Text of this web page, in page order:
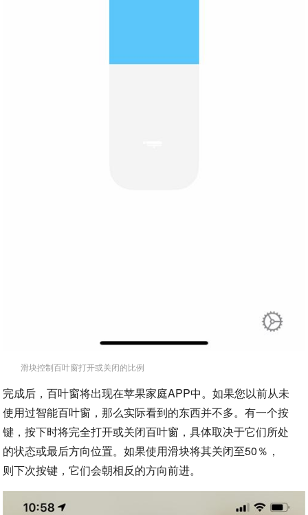
滑块控制百叶窗打开或关闭的比例
完成后，百叶窗将出现在苹果家庭APP中。如果您以前从未
使用过智能百叶窗，那么实际看到的东西并不多。有一个按
键，按下时将完全打开或关闭百叶窗，具体取决于它们所处
的状态或最后方向位置。如果使用滑块将其关闭至50％，
则下次按键，它们会朝相反的方向前进。